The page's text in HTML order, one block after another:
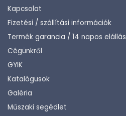
Kapcsolat
Fizetési / szállítási információk
Termék garancia / 14 napos elállás
Cégünkről
GYIK
Katalógusok
Galéria
Műszaki segédlet